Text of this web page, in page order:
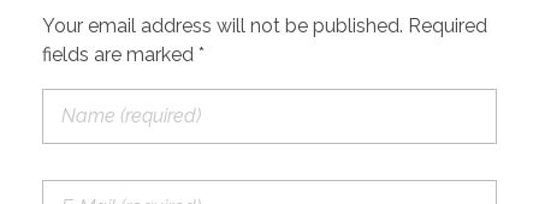
Your email address will not be published. Required
fields are marked *